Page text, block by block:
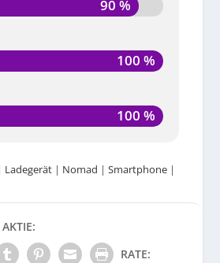
90 %
100 %
100 %
Ladegerät | Nomad |Smartphone |
AKTIE:
RATE: